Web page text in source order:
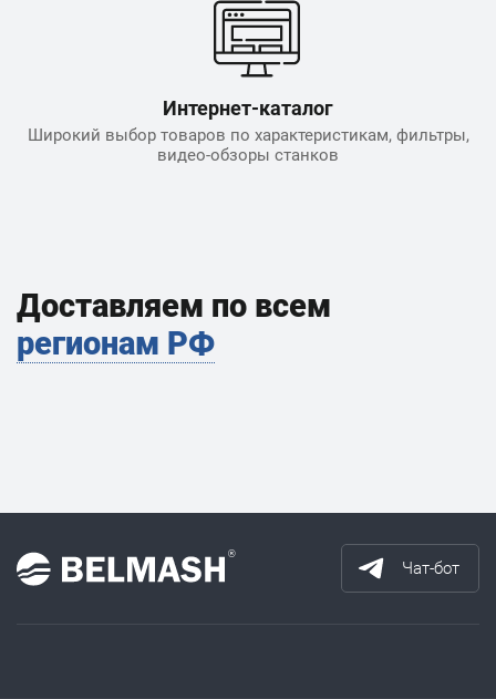
Интернет-каталог
Широкий выбор товаров по характеристикам, фильтры,
видео-обзоры станков
Доставляем по всем
регионам РФ
Чат-бот